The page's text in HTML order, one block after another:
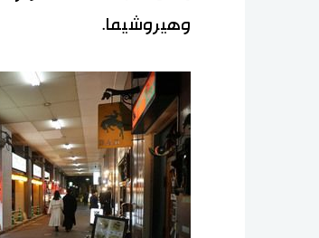
وهيروشيما.